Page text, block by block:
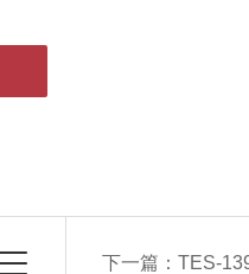
下一篇： TES-